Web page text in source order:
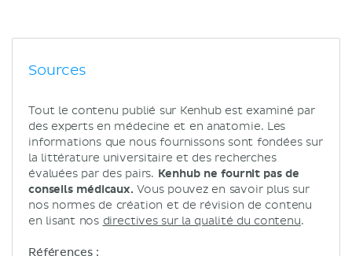
Sources
Tout le contenu publié sur Kenhub est examiné par
des experts en médecine et en anatomie. Les
informations que nous fournissons sont fondées sur
la littérature universitaire et des recherches
évaluées par des pairs. Kenhub ne fournit pas de
conseils médicaux. Vous pouvez en savoir plus sur
nos normes de création et de révision de contenu
en lisant nos directives sur la qualité du contenu.
Références :